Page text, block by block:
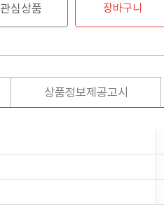
관심상품 장바구니
상품정보제공고시